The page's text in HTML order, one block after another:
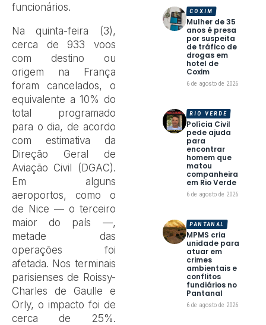
funcionários.
Na quinta-feira (3),
cerca de 933 voos
com destino ou
origem na França
foram cancelados, o
equivalente a 10% do
total programado
para o dia, de acordo
com estimativa da
Direção Geral de
Aviação Civil (DGAC).
Em alguns
aeroportos, como o
de Nice — o terceiro
maior do país —,
metade das
operações foi
afetada. Nos terminais
parisienses de Roissy-
Charles de Gaulle e
Orly, o impacto foi de
cerca de 25%.
Mulher de 35
anos é presa
por suspeita
de tráfico de
drogas em
hotel de
Coxim
6 de agosto de 2026
COXIM
Polícia Civil
pede ajuda
para
encontrar
homem que
matou
companheira
em Rio Verde
6 de agosto de 2026
RIO VERDE
MPMS cria
unidade para
atuar em
crimes
ambientais e
conflitos
fundiários no
Pantanal
6 de agosto de 2026
PANTANAL